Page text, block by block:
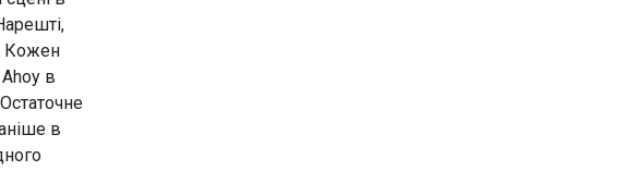
Кожен
в
в